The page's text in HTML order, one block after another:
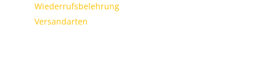
Wiederrufsbelehrung
Versandarten